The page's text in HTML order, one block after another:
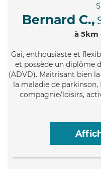
Bernard C.,
à 5km
Gai, enthousiaste et
et possède un diplôme
(ADVD). Maitrisant bien
la maladie de
compagnie/loisirs,